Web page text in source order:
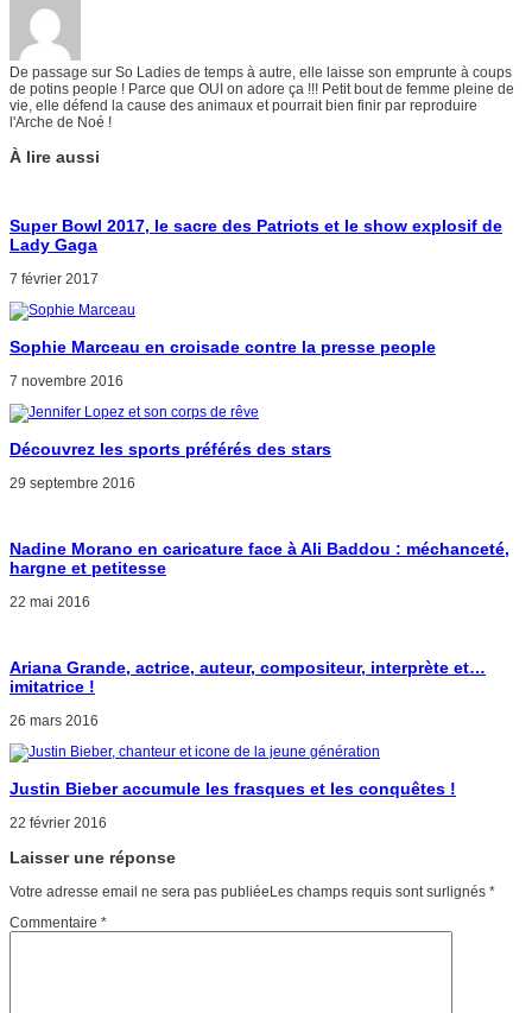
De passage sur So Ladies de temps à autre, elle laisse son emprunte à coups
de potins people ! Parce que OUI on adore ça !!! Petit bout de femme pleine de
vie, elle défend la cause des animaux et pourrait bien finir par reproduire
l'Arche de Noé !
À lire aussi
Super Bowl 2017, le sacre des Patriots et le show explosif de
Lady Gaga
7 février 2017
Sophie Marceau en croisade contre la presse people
7 novembre 2016
Découvrez les sports préférés des stars
29 septembre 2016
Nadine Morano en caricature face à Ali Baddou : méchanceté,
hargne et petitesse
22 mai 2016
Ariana Grande, actrice, auteur, compositeur, interprète et…
imitatrice !
26 mars 2016
Justin Bieber accumule les frasques et les conquêtes !
22 février 2016
Laisser une réponse
Votre adresse email ne sera pas publiéeLes champs requis sont surlignés *
Commentaire *